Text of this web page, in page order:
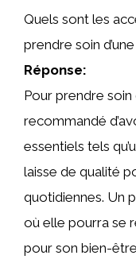
Quels sont les
prendre soin
Réponse:
Pour prendre soin
recommandé
essentiels tels
laisse de qualité
quotidiennes. Un
où elle pourra se
pour son bien-